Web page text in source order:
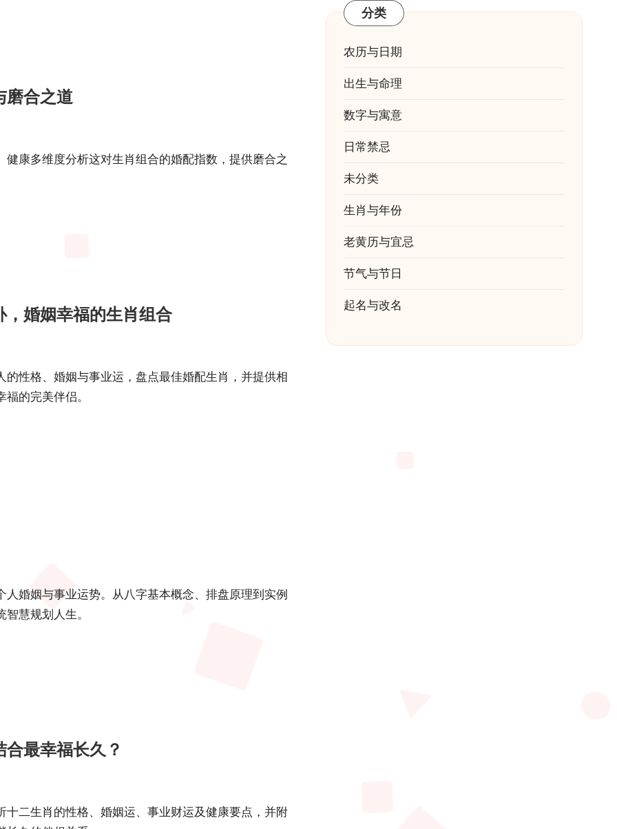
磨合之道
康多维度分析这对生肖组合的婚配指数，提供磨合之
婚姻幸福的生肖组合
性格、婚姻与事业运，盘点最佳婚配生肖，并提供相
的完美伴侣。
婚姻与事业运势。从八字基本概念、排盘原理到实例
慧规划人生。
最幸福长久？
二生肖的性格、婚姻运、事业财运及健康要点，并附
分类
农历与日期
出生与命理
数字与寓意
日常禁忌
未分类
生肖与年份
老黄历与宜忌
节气与节日
起名与改名